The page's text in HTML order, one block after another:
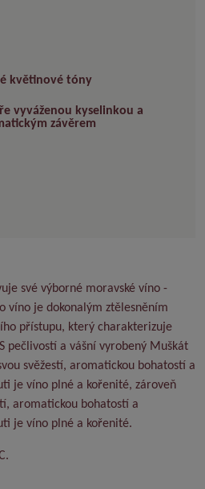
květinové tóny
vyváženou kyselinkou a
závěrem
své výborné moravské víno -
víno je dokonalým ztělesněním
přístupu, který charakterizuje
pečlivostí a vášní vyrobený Muškát
svěžestí, aromatickou bohatostí a
je víno plné a kořenité, zároveň
aromatickou bohatostí a
je víno plné a kořenité.